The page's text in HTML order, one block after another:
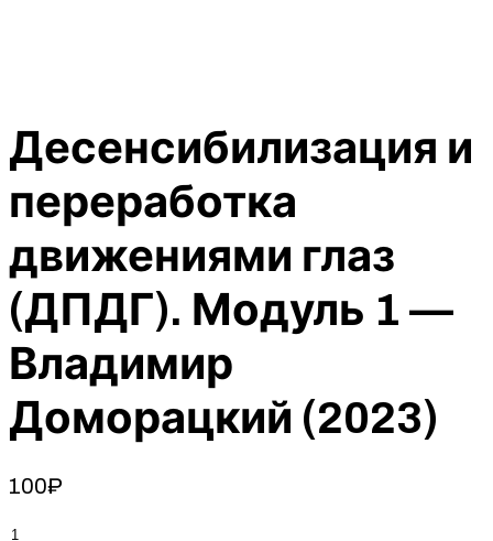
Десенсибилизация и
переработка
движениями глаз
(ДПДГ). Модуль 1 —
Владимир
Доморацкий (2023)
100₽
Количество